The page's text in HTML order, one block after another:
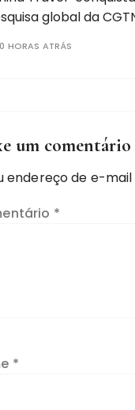
global da
HORAS ATRÁS
um comentário
endereço de e-
*
*